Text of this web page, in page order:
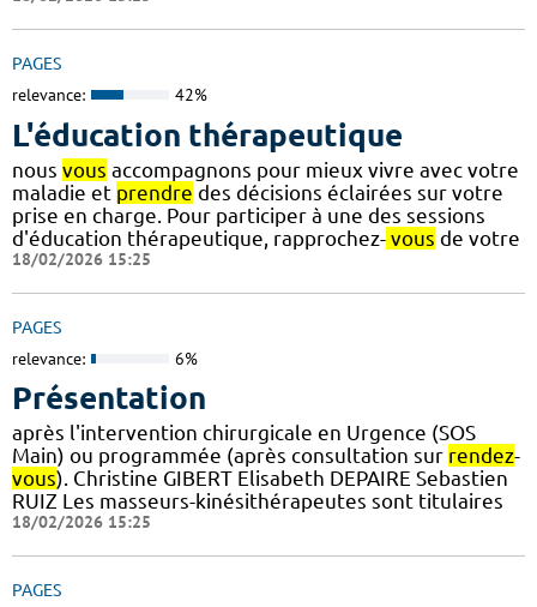
PAGES
relevance: 42%
L'éducation thérapeutique
nous vous accompagnons pour mieux vivre avec votre
maladie et prendre des décisions éclairées sur votre
prise en charge. Pour participer à une des sessions
d'éducation thérapeutique, rapprochez- vous de votre
18/02/2026 15:25
PAGES
relevance: 6%
Présentation
après l'intervention chirurgicale en Urgence (SOS
Main) ou programmée (après consultation sur rendez-
vous). Christine GIBERT Elisabeth DEPAIRE Sebastien
RUIZ Les masseurs-kinésithérapeutes sont titulaires
18/02/2026 15:25
PAGES